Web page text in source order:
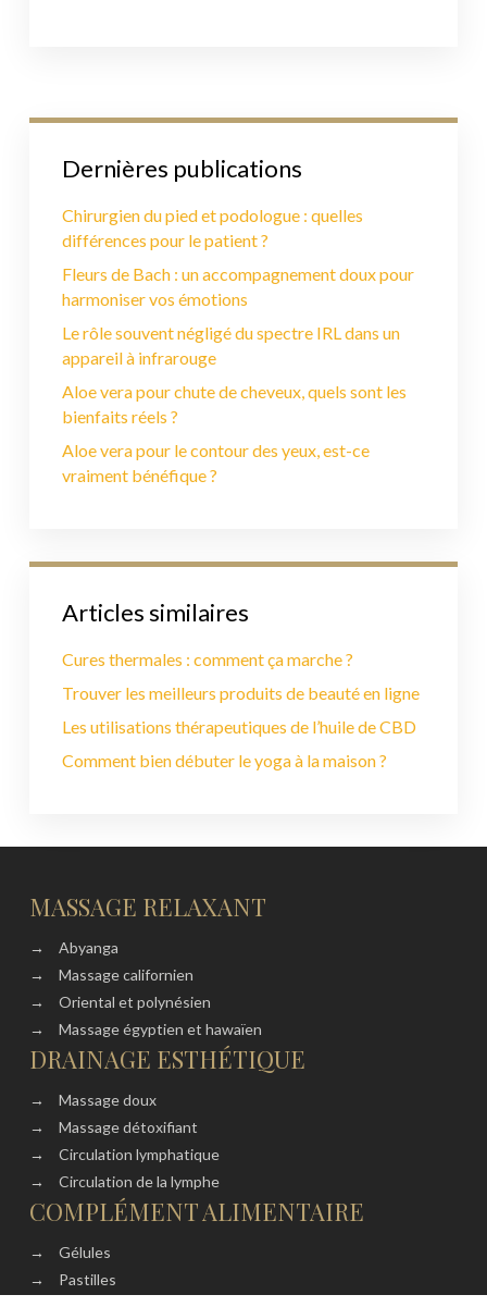
Dernières publications
Chirurgien du pied et podologue : quelles
différences pour le patient ?
Fleurs de Bach : un accompagnement doux pour
harmoniser vos émotions
Le rôle souvent négligé du spectre IRL dans un
appareil à infrarouge
Aloe vera pour chute de cheveux, quels sont les
bienfaits réels ?
Aloe vera pour le contour des yeux, est-ce
vraiment bénéfique ?
Articles similaires
Cures thermales : comment ça marche ?
Trouver les meilleurs produits de beauté en ligne
Les utilisations thérapeutiques de l’huile de CBD
Comment bien débuter le yoga à la maison ?
MASSAGE RELAXANT
→
Abyanga
→
Massage californien
→
Oriental et polynésien
→
Massage égyptien et hawaïen
DRAINAGE ESTHÉTIQUE
→
Massage doux
→
Massage détoxifiant
→
Circulation lymphatique
→
Circulation de la lymphe
COMPLÉMENT ALIMENTAIRE
→
Gélules
→
Pastilles